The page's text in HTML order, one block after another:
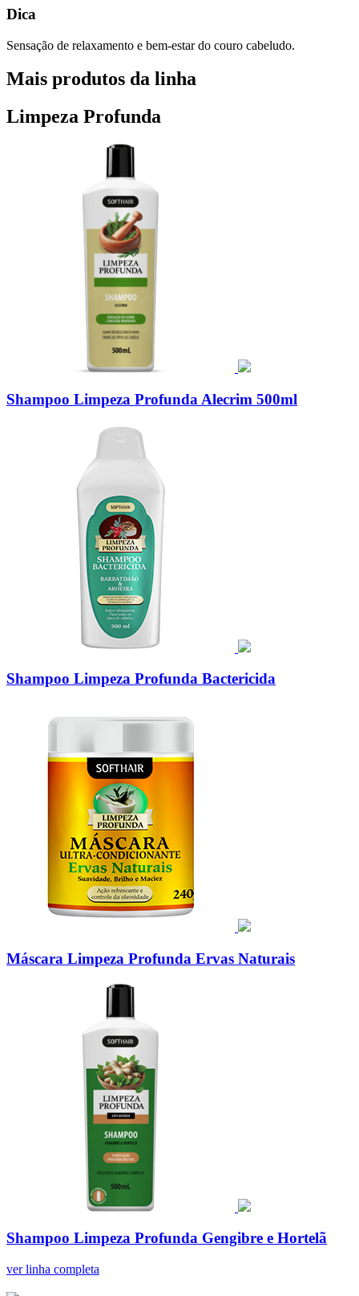
Dica
Sensação de relaxamento e bem-estar do couro cabeludo.
Mais produtos da linha
Limpeza Profunda
Shampoo Limpeza Profunda Alecrim 500ml
Shampoo Limpeza Profunda Bactericida
Máscara Limpeza Profunda Ervas Naturais
Shampoo Limpeza Profunda Gengibre e Hortelã
ver linha completa